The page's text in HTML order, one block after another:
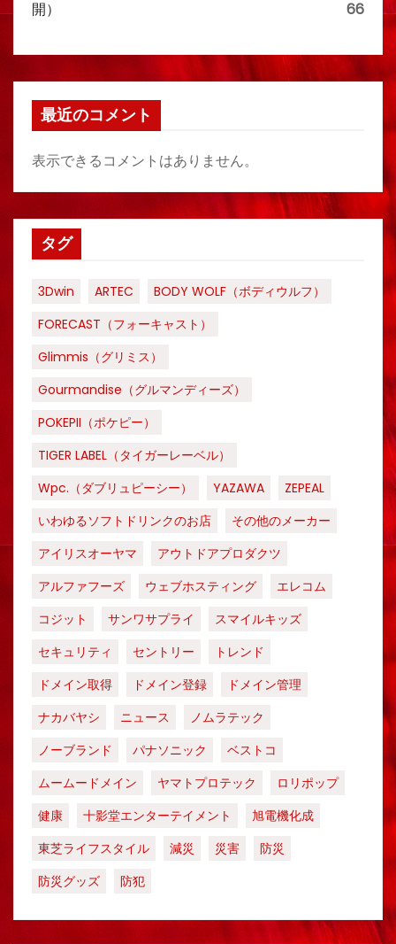
開） 66
最近のコメント
表示できるコメントはありません。
タグ
3Dwin ARTEC
BODY WOLF（ボディウルフ）
FORECAST（フォーキャスト）
Glimmis（グリミス）
Gourmandise（グルマンディーズ）
POKEPII（ポケピー）
TIGER LABEL（タイガーレーベル）
Wpc.（ダブリュピーシー）
YAZAWA
ZEPEAL
いわゆるソフトドリンクのお店
その他のメーカー
アイリスオーヤマ
アウトドアプロダクツ
アルファフーズ
ウェブホスティング
エレコム
コジット
サンワサプライ
スマイルキッズ
セキュリティ
セントリー
トレンド
ドメイン取得
ドメイン登録
ドメイン管理
ナカバヤシ
ニュース
ノムラテック
ノーブランド
パナソニック
ベストコ
ムームードメイン
ヤマトプロテック
ロリポップ
健康
十影堂エンターテイメント
旭電機化成
東芝ライフスタイル
減災 災害
防災
防災グッズ
防犯